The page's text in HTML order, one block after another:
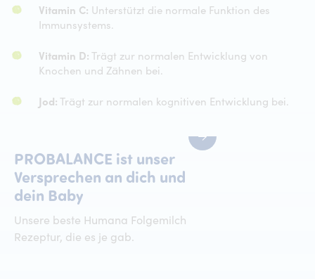
Vitamin C: Unterstützt die normale Funktion des
Immunsystems.
Vitamin D: Trägt zur normalen Entwicklung von
Knochen und Zähnen bei.
Jod: Trägt zur normalen kognitiven Entwicklung bei.
PROBALANCE ist unser
Versprechen an dich und
dein Baby
Unsere beste Humana Folgemilch
Rezeptur, die es je gab.